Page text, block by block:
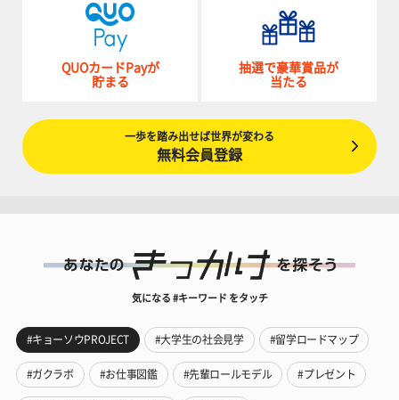
QUOカードPayが
貯まる
抽選で豪華賞品が
当たる
一歩を踏み出せば世界が変わる
無料会員登録
気になる #キーワード をタッチ
#キョーソウPROJECT #大学生の社会見学 #留学ロードマップ
#ガクラボ #お仕事図鑑 #先輩ロールモデル #プレゼント